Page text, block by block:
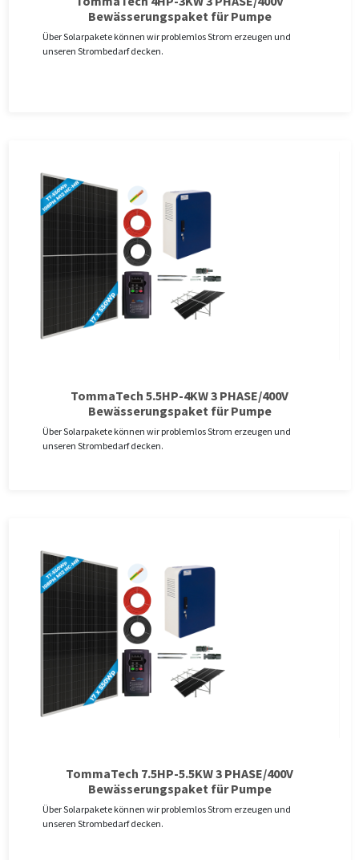
Bewässerungspaket für Pumpe
Über Solarpakete können wir problemlos Strom erzeugen und
unseren Strombedarf decken.
TommaTech 5.5HP-4KW 3 PHASE/400V
Bewässerungspaket für Pumpe
Über Solarpakete können wir problemlos Strom erzeugen und
unseren Strombedarf decken.
TommaTech 7.5HP-5.5KW 3 PHASE/400V
Bewässerungspaket für Pumpe
Über Solarpakete können wir problemlos Strom erzeugen und
unseren Strombedarf decken.